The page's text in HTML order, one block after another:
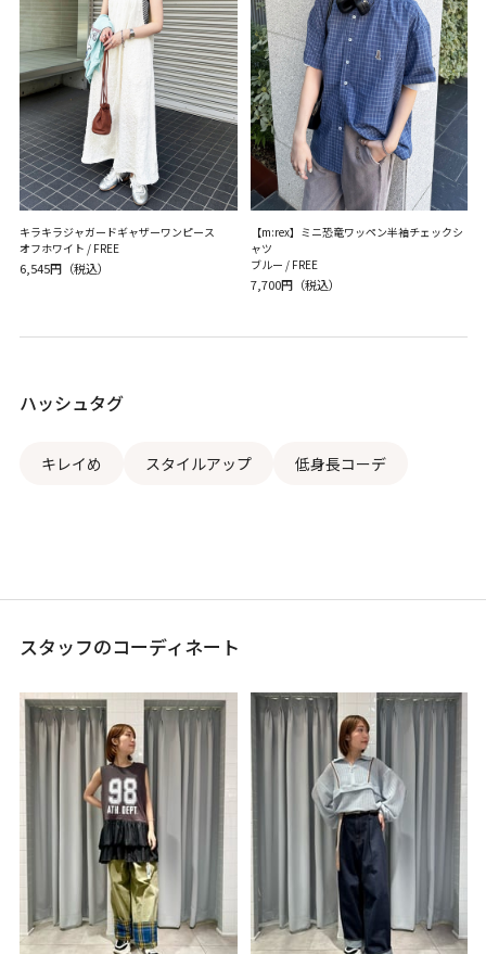
キラキラジャガードギャザーワンピース
オフホワイト / FREE
6,545円（税込）
【m:rex】ミニ恐竜ワッペン半袖チェックシ
ャツ
ブルー / FREE
7,700円（税込）
ハッシュタグ
キレイめ スタイルアップ 低身長コーデ
スタッフのコーディネート